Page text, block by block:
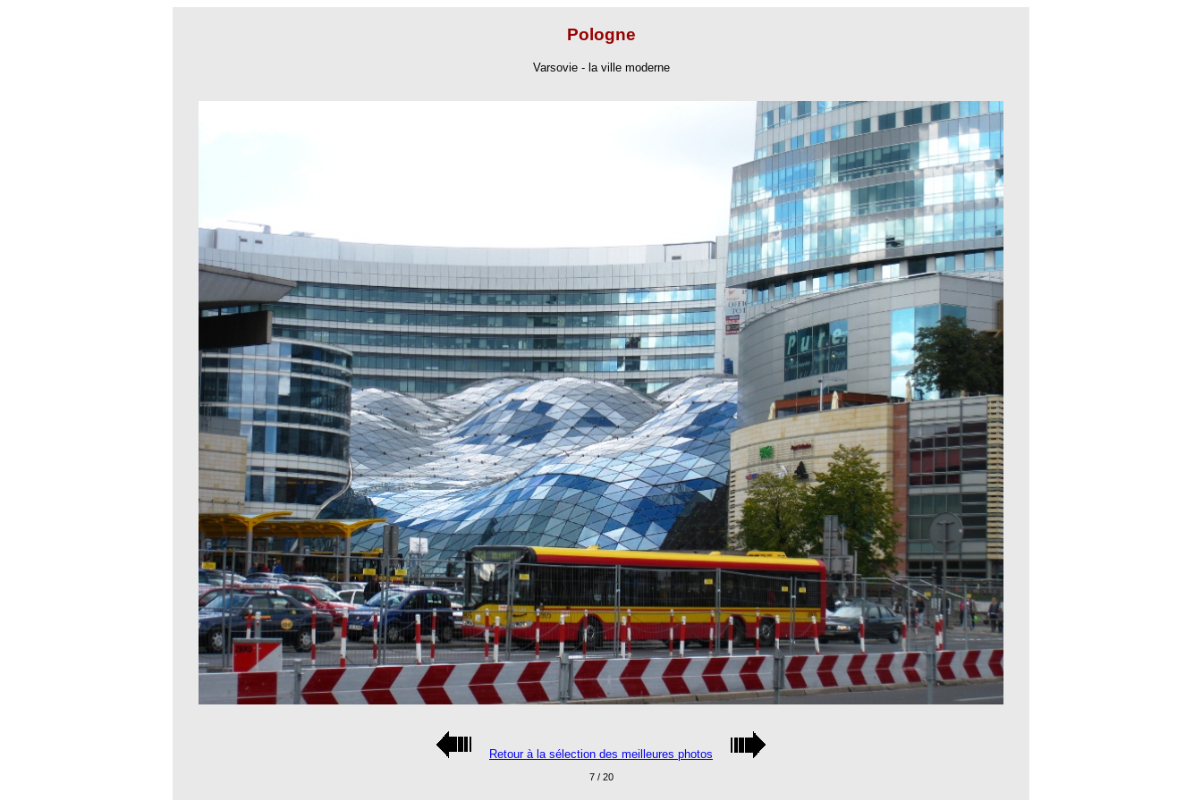
Pologne
Varsovie - la ville moderne
Retour à la sélection des meilleures photos
7 / 20